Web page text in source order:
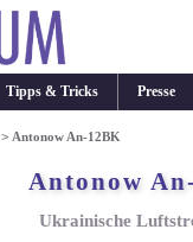
Tipps & Tricks Presse
> Antonow An-12BK
Antonow
Ukrainische